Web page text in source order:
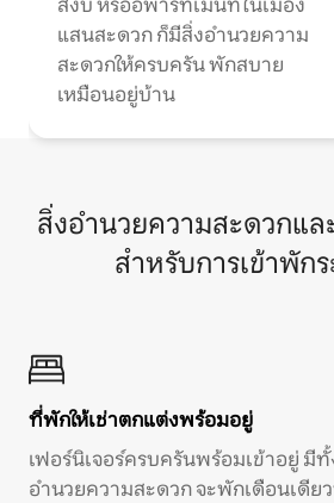
แสนสะดวก ก็มีสิ่งอำนวยความ
สะดวกให้ครบครัน พักสบาย
เหมือนอยู่บ้าน
สิ่งอำนวยความสะดวกแล
สำหรับการเข้าพัก
ที่พักให้เช่าตกแต่งพร้อมอยู่
เฟอร์นิเจอร์ครบครันพร้อมเข้าอยู่ มี
อำนวยความสะดวก จะพักเดือนเดีย